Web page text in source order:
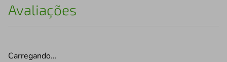
Avaliações
Carregando…